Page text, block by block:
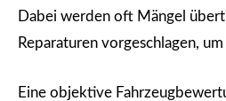
Dabei werden oft Mängel
Reparaturen vorgeschlagen,
Eine objektive